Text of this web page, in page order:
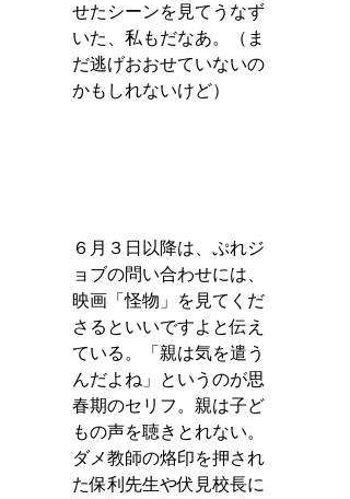
せたシーンを見てうなず
いた、私もだなあ。（ま
だ逃げおおせていないの
かもしれないけど）
６月３日以降は、ぷれジ
ョブの問い合わせには、
映画「怪物」を見てくだ
さるといいですよと伝え
ている。「親は気を遣う
んだよね」というのが思
春期のセリフ。親は子ど
もの声を聴きとれない。
ダメ教師の烙印を押され
た保利先生や伏見校長に